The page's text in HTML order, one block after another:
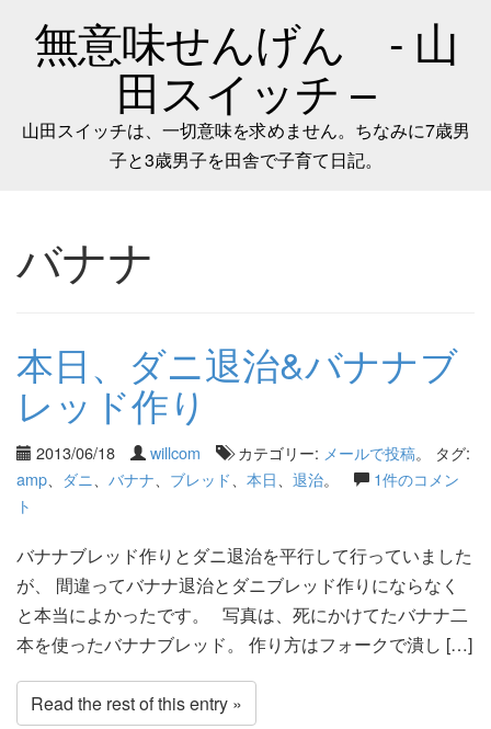
無意味せんげん - 山
田スイッチ –
山田スイッチは、一切意味を求めません。ちなみに7歳男
子と3歳男子を田舎で子育て日記。
バナナ
本日、ダニ退治&バナナブ
レッド作り
2013/06/18 willcom カテゴリー: メールで投稿。 タグ:
amp
ダニ バナナ ブレッド 本日 退治。
1件のコメン
ト
バナナブレッド作りとダニ退治を平行して行っていました
が、 間違ってバナナ退治とダニブレッド作りにならなく
と本当によかったです。 写真は、死にかけてたバナナ二
本を使ったバナナブレッド。 作り方はフォークで潰し […]
Read the rest of this entry »